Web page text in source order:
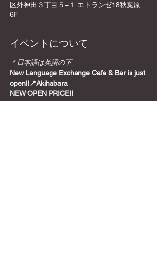
区外神田３丁目５−１ エトランゼ18秋葉原
6F
イベントについて
＊日本語は英語の下
New Language Exchange Cafe & Bar is just
open!!📍Akihabara
NEW OPEN PRICE!!